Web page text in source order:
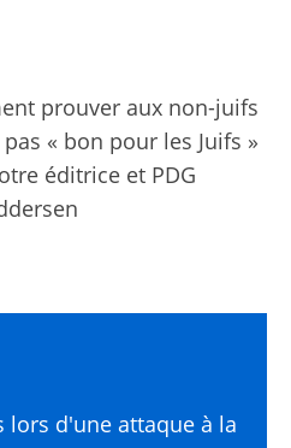
prouver aux non-juifs
« bon pour les Juifs »
éditrice et PDG
lors d'une attaque à la